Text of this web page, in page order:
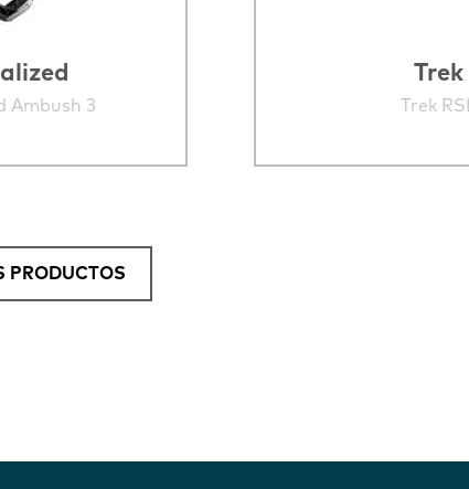
Ambush 3
Trek
Trek RSL
PRODUCTOS